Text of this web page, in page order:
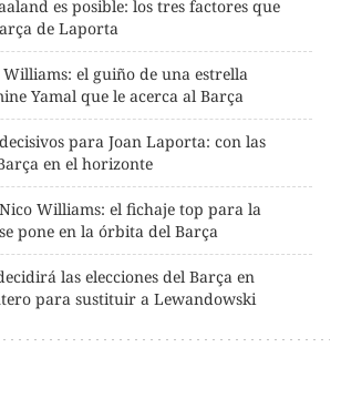
es posible: los tres factores que
de Laporta
el guiño de una estrella
Yamal que le acerca al Barça
para Joan Laporta: con las
en el horizonte
Williams: el fichaje top para la
pone en la órbita del Barça
las elecciones del Barça en
para sustituir a Lewandowski